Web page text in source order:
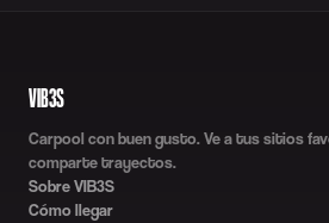
VIB3S
Carpool con buen gusto. Ve a tus sitios
comparte trayectos.
Sobre VIB3S
Cómo llegar